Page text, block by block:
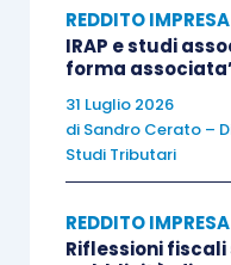
conseguenza un
giudici di prime
che il mark-up non
in quanto
associata, per cui
REDDITO
IRAP e studi
forma
31 Luglio 2026
di Sandro Cerato –
Studi Tributari
REDDITO
Riflessioni